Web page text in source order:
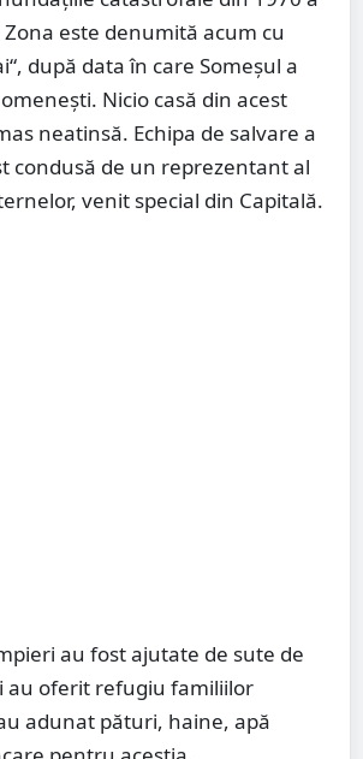
este denumită acum cu
după data în care Someşul a
Nicio casă din acest
neatinsă. Echipa de salvare a
condusă de un reprezentant al
venit special din Capitală.
au fost ajutate de sute de
au oferit refugiu familiilor
adunat pături, haine, apă